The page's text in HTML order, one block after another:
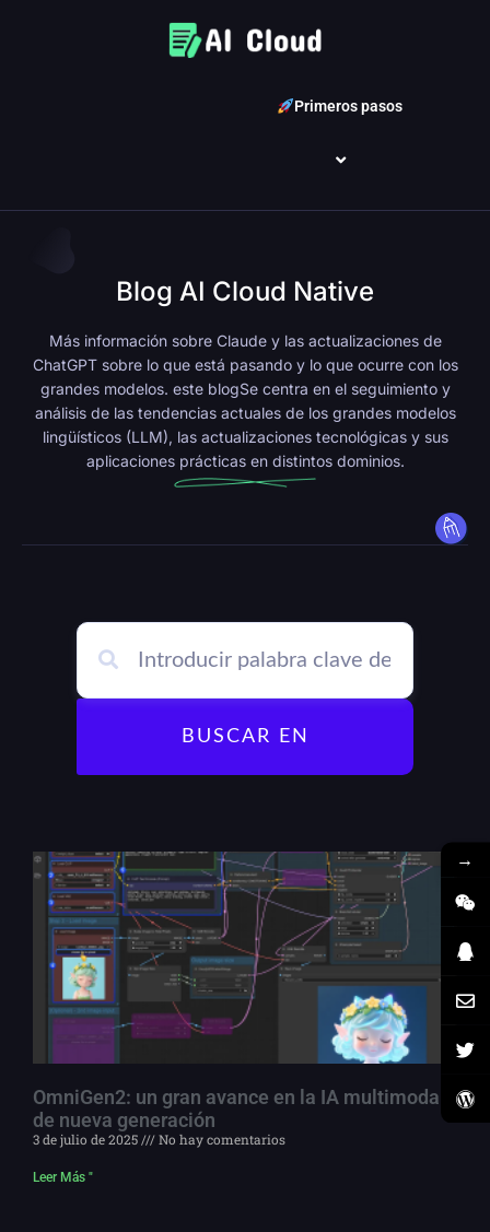
Primeros pasos
Blog AI Cloud Native
Más información sobre Claude y las actualizaciones de
ChatGPT sobre lo que está pasando y lo que ocurre con los
grandes modelos. este blogSe centra en el seguimiento y
análisis de las tendencias actuales de los grandes modelos
lingüísticos (LLM), las actualizaciones tecnológicas y sus
aplicaciones prácticas en distintos dominios.
BUSCAR EN
OmniGen2: un gran avance en la IA multimodal
de nueva generación
3 de julio de 2025 No hay comentarios
Leer Más "
→